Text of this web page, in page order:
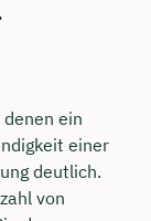
ein
einer
deutlich.
von